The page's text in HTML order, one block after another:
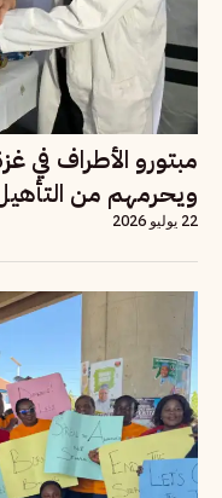
مبتورو الأطراف في
ويحرمهم من التأهيل
22 يوليو 2026